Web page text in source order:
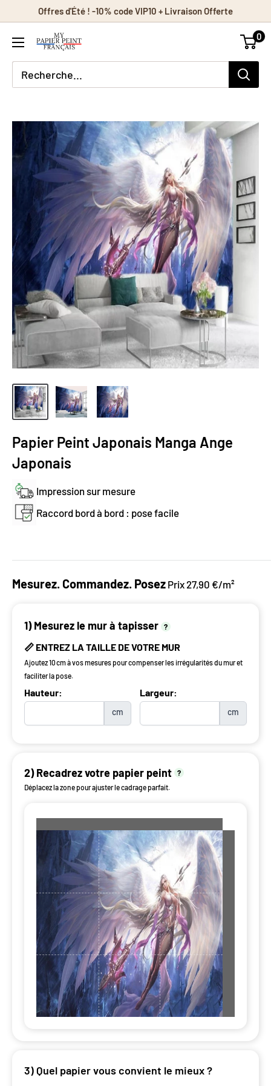
contenu
Offres d'Été ! -10% code VIP10 + Livraison Offerte
0
Papier Peint Japonais Manga Ange
Japonais
Impression sur mesure
Raccord bord à bord : pose facile
Mesurez. Commandez. Posez Prix 27,90 €/m²
1) Mesurez le mur à tapisser ?
📏 ENTREZ LA TAILLE DE VOTRE MUR
Ajoutez 10 cm à vos mesures pour compenser les irrégularités du mur et
faciliter la pose.
Hauteur:
cm
Largeur:
cm
2) Recadrez votre papier peint
?
Déplacez la zone pour ajuster le cadrage parfait.
3) Quel papier vous convient le mieux ?